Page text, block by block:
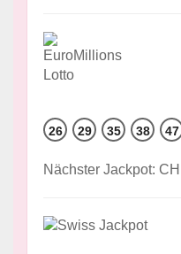
26 29 35 38 47
Nächster Jackpot: